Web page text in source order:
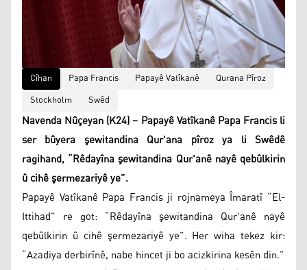
Cîhan Papa Francis Papayê Vatîkanê
Qurana Pîroz
Stockholm
Swêd
Navenda Nûçeyan (K24) – Papayê Vatîkanê Papa Francis li
ser bûyera şewitandina Qur'ana pîroz ya li Swêdê
ragihand, “Rêdayîna şewitandina Qur'anê nayê qebûlkirin
û cihê şermezariyê ye”.
Papayê Vatîkanê Papa Francis ji rojnameya Îmaratî “El-
Ittihad” re got: “Rêdayîna şewitandina Qur'anê nayê
qebûlkirin û cihê şermezariyê ye”. Her wiha tekez kir:
“Azadiya derbirînê, nabe hincet ji bo acizkirina kesên din.”